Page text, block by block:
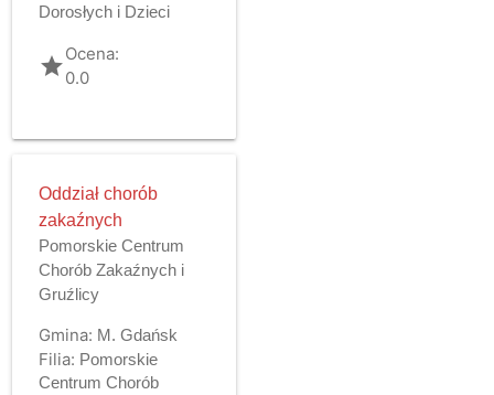
Dorosłych i Dzieci
gradeOcena:
0.0
Oddział chorób
zakaźnych
Pomorskie Centrum
Chorób Zakaźnych i
Gruźlicy
Gmina: M. Gdańsk
Filia: Pomorskie
Centrum Chorób